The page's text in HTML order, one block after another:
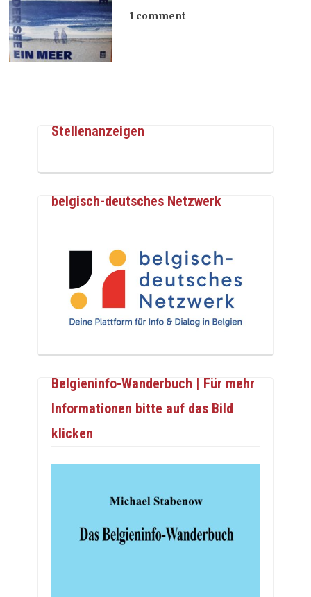
1 comment
Stellenanzeigen
belgisch-deutsches Netzwerk
Belgieninfo-Wanderbuch | Für mehr
Informationen bitte auf das Bild
klicken